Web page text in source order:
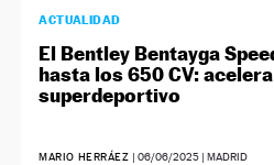
ACTUALIDAD
El Bentley Bentayga
hasta los 650 CV:
superdeportivo
MARIO HERRÁEZ |06/06/2025 | MADRID